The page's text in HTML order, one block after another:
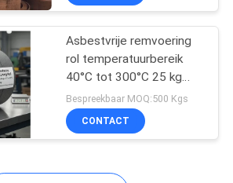
VrijeAsbestvrije remvoering
rol temperatuurbereik
40°C tot 300°C 25 kg
gewicht Ideaal voor
remtoepassingen voor
bedrijfsvoertuigen
Bespreekbaar MOQ:500 Kgs
CONTACT